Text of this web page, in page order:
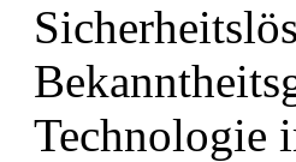
Technologie